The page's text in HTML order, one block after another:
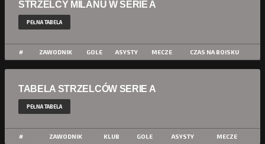
STRZELCY MILANU W SERIE A
PEŁNA TABELA
# ZAWODNIK GOLE ASYSTY MECZE CZAS NA BOISKU
TABELA STRZELCÓW SERIE A
PEŁNA TABELA
# ZAWODNIK KLUB GOLE ASYSTY MECZE